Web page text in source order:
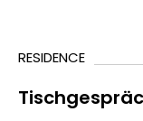
RESIDENCE